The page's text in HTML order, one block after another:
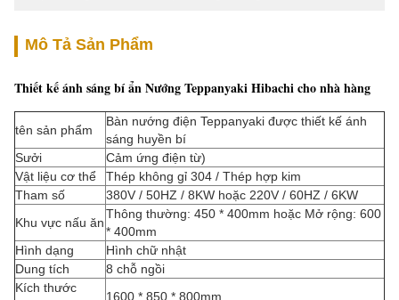
Mô Tả Sản Phẩm
Thiết kế ánh sáng bí ẩn Nướng Teppanyaki Hibachi cho nhà hàng
tên sản phẩm
Bàn nướng điện Teppanyaki được thiết kế ánh
sáng huyền bí
Sưởi
Cảm ứng điện từ)
Vật liệu cơ thể
Thép không gỉ 304 / Thép hợp kim
Tham số
380V / 50HZ / 8KW hoặc 220V / 60HZ / 6KW
Khu vực nấu ăn
Thông thường: 450 * 400mm hoặc Mở rộng: 600
* 400mm
Hình dạng
Hình chữ nhật
Dung tích
8 chỗ ngồi
Kích thước
1600 * 850 * 800mm